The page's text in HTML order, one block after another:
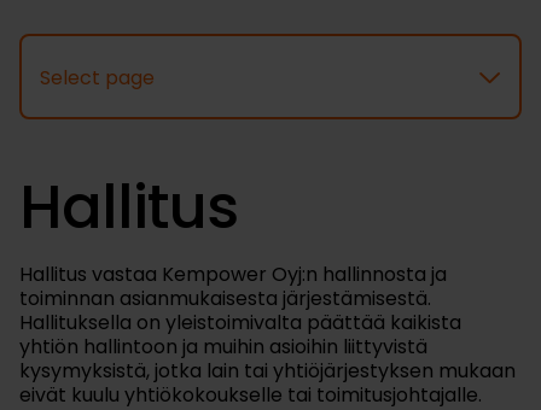
Select page
Hallitus
Hallitus vastaa Kempower Oyj:n hallinnosta ja
toiminnan asianmukaisesta järjestämisestä.
Hallituksella on yleistoimivalta päättää kaikista
yhtiön hallintoon ja muihin asioihin liittyvistä
kysymyksistä, jotka lain tai yhtiöjärjestyksen mukaan
eivät kuulu yhtiökokoukselle tai toimitusjohtajalle.